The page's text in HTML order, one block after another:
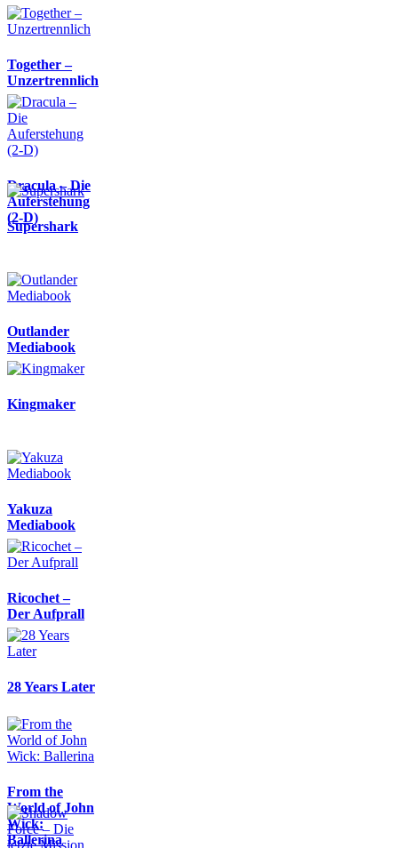
Together –
Unzertrennlich
Dracula – Die
Auferstehung
(2-D)
Supershark
Outlander
Mediabook
Kingmaker
Yakuza
Mediabook
Ricochet –
Der Aufprall
28 Years Later
From the
World of John
Wick:
Ballerina